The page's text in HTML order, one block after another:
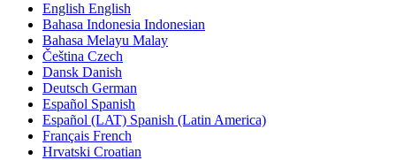
English English
Bahasa Indonesia Indonesian
Bahasa Melayu Malay
Čeština Czech
Dansk Danish
Deutsch German
Español Spanish
Español (LAT) Spanish (Latin America)
Français French
Hrvatski Croatian